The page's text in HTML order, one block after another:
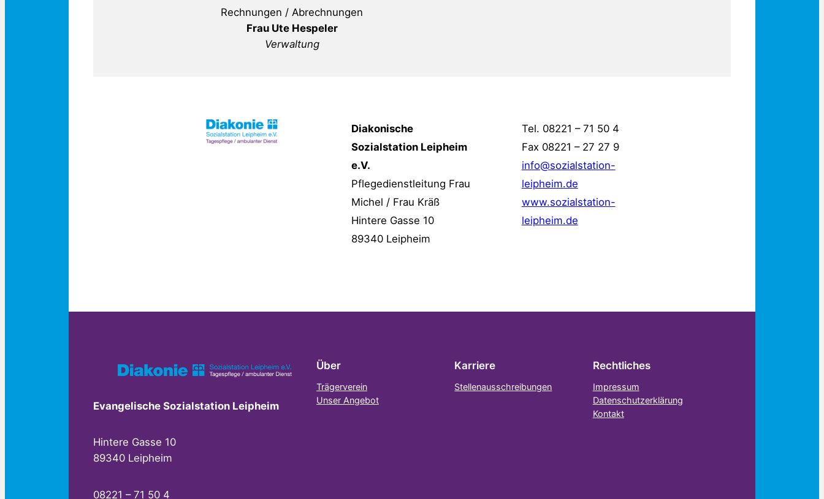
Rechnungen / Abrechnungen
Frau Ute Hespeler
Verwaltung
Diakonische
Sozialstation Leipheim
e.V.
Pflegedienstleitung Frau
Michel / Frau Kräß
Hintere Gasse 10
89340 Leipheim
Tel. 08221 – 71 50 4
Fax 08221 – 27 27 9
info@sozialstation-
leipheim.de
www.sozialstation-
leipheim.de
Evangelische Sozialstation Leipheim
Hintere Gasse 10
89340 Leipheim
08221 – 71 50 4
Über
Trägerverein
Unser Angebot
Karriere
Stellenausschreibungen
Rechtliches
Impressum
Datenschutzerklärung
Kontakt